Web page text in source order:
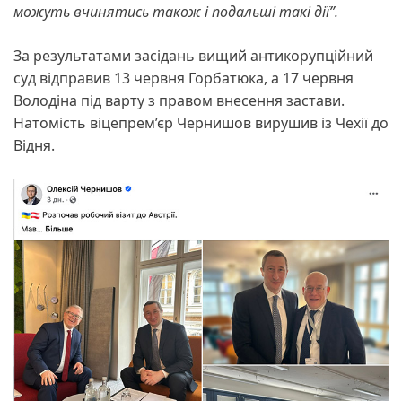
можуть вчинятись також і подальші такі дії”.
За результатами засідань вищий антикорупційний
суд відправив 13 червня Горбатюка, а 17 червня
Володіна під варту з правом внесення застави.
Натомість віцепрем’єр Чернишов вирушив із Чехії до
Відня.